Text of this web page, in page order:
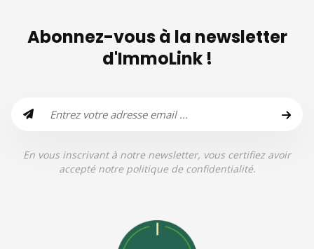
Abonnez-vous à la newsletter
d'ImmoLink !
En vous inscrivant à notre newsletter, vous certifiez avoir
accepté notre politique de confidentialité.